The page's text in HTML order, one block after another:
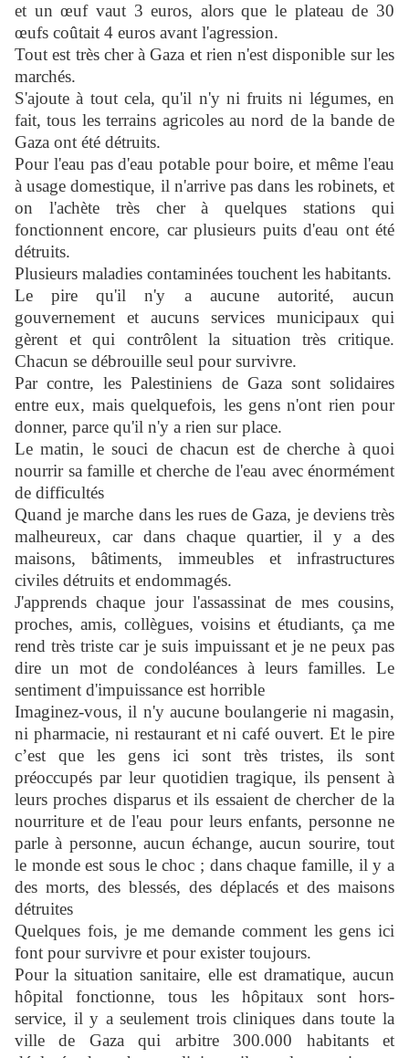
et un œuf vaut 3 euros, alors que le plateau de 30
œufs coûtait 4 euros avant l'agression.
Tout est très cher à Gaza et rien n'est disponible sur les
marchés.
S'ajoute à tout cela, qu'il n'y ni fruits ni légumes, en
fait, tous les terrains agricoles au nord de la bande de
Gaza ont été détruits.
Pour l'eau pas d'eau potable pour boire, et même l'eau
à usage domestique, il n'arrive pas dans les robinets, et
on l'achète très cher à quelques stations qui
fonctionnent encore, car plusieurs puits d'eau ont été
détruits.
Plusieurs maladies contaminées touchent les habitants.
Le pire qu'il n'y a aucune autorité, aucun
gouvernement et aucuns services municipaux qui
gèrent et qui contrôlent la situation très critique.
Chacun se débrouille seul pour survivre.
Par contre, les Palestiniens de Gaza sont solidaires
entre eux, mais quelquefois, les gens n'ont rien pour
donner, parce qu'il n'y a rien sur place.
Le matin, le souci de chacun est de cherche à quoi
nourrir sa famille et cherche de l'eau avec énormément
de difficultés
Quand je marche dans les rues de Gaza, je deviens très
malheureux, car dans chaque quartier, il y a des
maisons, bâtiments, immeubles et infrastructures
civiles détruits et endommagés.
J'apprends chaque jour l'assassinat de mes cousins,
proches, amis, collègues, voisins et étudiants, ça me
rend très triste car je suis impuissant et je ne peux pas
dire un mot de condoléances à leurs familles. Le
sentiment d'impuissance est horrible
Imaginez-vous, il n'y aucune boulangerie ni magasin,
ni pharmacie, ni restaurant et ni café ouvert. Et le pire
c’est que les gens ici sont très tristes, ils sont
préoccupés par leur quotidien tragique, ils pensent à
leurs proches disparus et ils essaient de chercher de la
nourriture et de l'eau pour leurs enfants, personne ne
parle à personne, aucun échange, aucun sourire, tout
le monde est sous le choc ; dans chaque famille, il y a
des morts, des blessés, des déplacés et des maisons
détruites
Quelques fois, je me demande comment les gens ici
font pour survivre et pour exister toujours.
Pour la situation sanitaire, elle est dramatique, aucun
hôpital fonctionne, tous les hôpitaux sont hors-
service, il y a seulement trois cliniques dans toute la
ville de Gaza qui arbitre 300.000 habitants et